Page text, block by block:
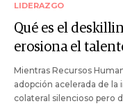
LIDERAZGO
Qué es el
erosiona el
Mientras Recursos
adopción acelerada de
colateral silencioso pero